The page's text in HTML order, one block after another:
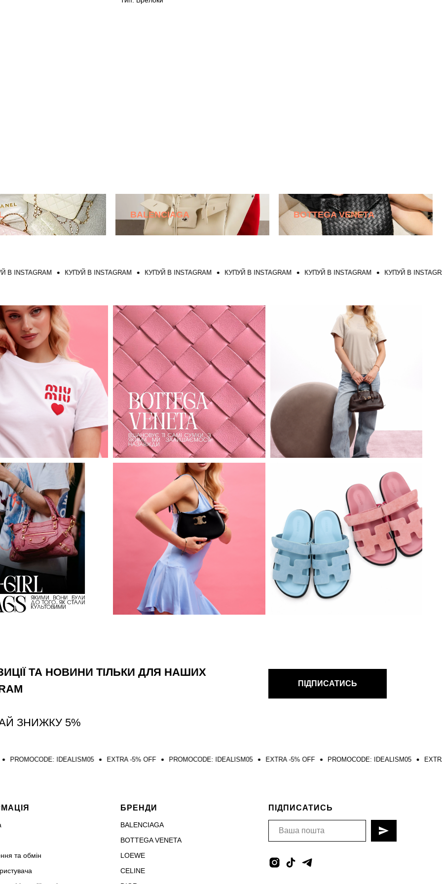
BALENCIAGA BOTTEGA VENETA
КУПУЙ В INSTAGRAM КУПУЙ В INSTAGRAM КУПУЙ В INSTAGRAM КУПУЙ В INSTAGRAM КУПУЙ В INSTAGRAM
ТА НОВИНИ ТІЛЬКИ ДЛЯ НАШИХ
ЗНИЖКУ 5%
ПІДПИСАТИСЬ
IDEALISM05 EXTRA -5% OFF PROMOCODE: IDEALISM05 EXTRA -5% OFF PROMOCODE: IDEALISM05 EXTRA -5% OFF
та обмін
БРЕНДИ
BALENCIAGA
BOTTEGA VENETA
LOEWE
CELINE
ПІДПИСАТИСЬ